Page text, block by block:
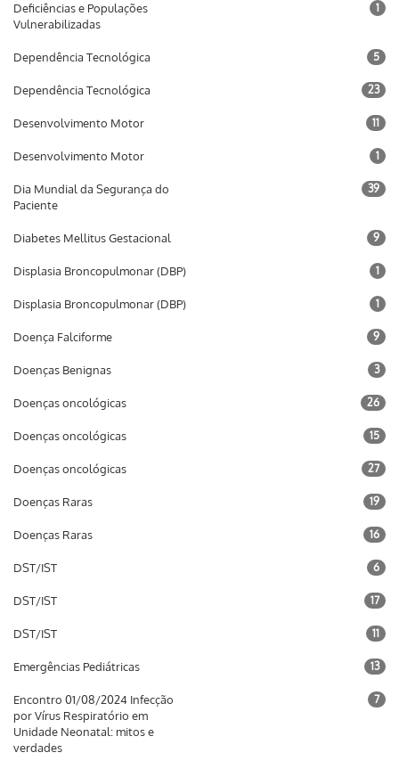
Deficiências e Populações
Vulnerabilizadas
1
Dependência Tecnológica 5
Dependência Tecnológica 23
Desenvolvimento Motor 11
Desenvolvimento Motor 1
Dia Mundial da Segurança do
Paciente
39
Diabetes Mellitus Gestacional 9
Displasia Broncopulmonar (DBP) 1
Displasia Broncopulmonar (DBP) 1
Doença Falciforme 9
Doenças Benignas 3
Doenças oncológicas 26
Doenças oncológicas 15
Doenças oncológicas 27
Doenças Raras 19
Doenças Raras 16
DST/IST 6
DST/IST 17
DST/IST 11
Emergências Pediátricas 13
Encontro 01/08/2024 Infecção
por Vírus Respiratório em
Unidade Neonatal: mitos e
verdades
7